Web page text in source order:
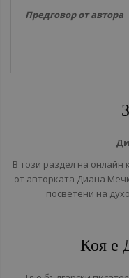
Предговор от автора
В този раздел на
от авторката Диана
посветени на
Коя е